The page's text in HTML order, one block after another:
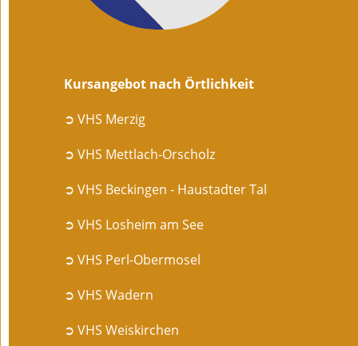
Kursangebot nach Örtlichkeit
➲ VHS Merzig
➲ VHS Mettlach-Orscholz
➲ VHS Beckingen - Haustadter Tal
➲ VHS Losheim am See
➲ VHS Perl-Obermosel
➲ VHS Wadern
➲ VHS Weiskirchen